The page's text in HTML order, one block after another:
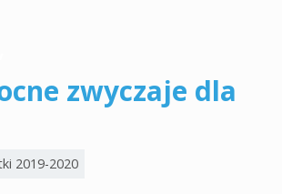
zwyczaje dla
2019-2020